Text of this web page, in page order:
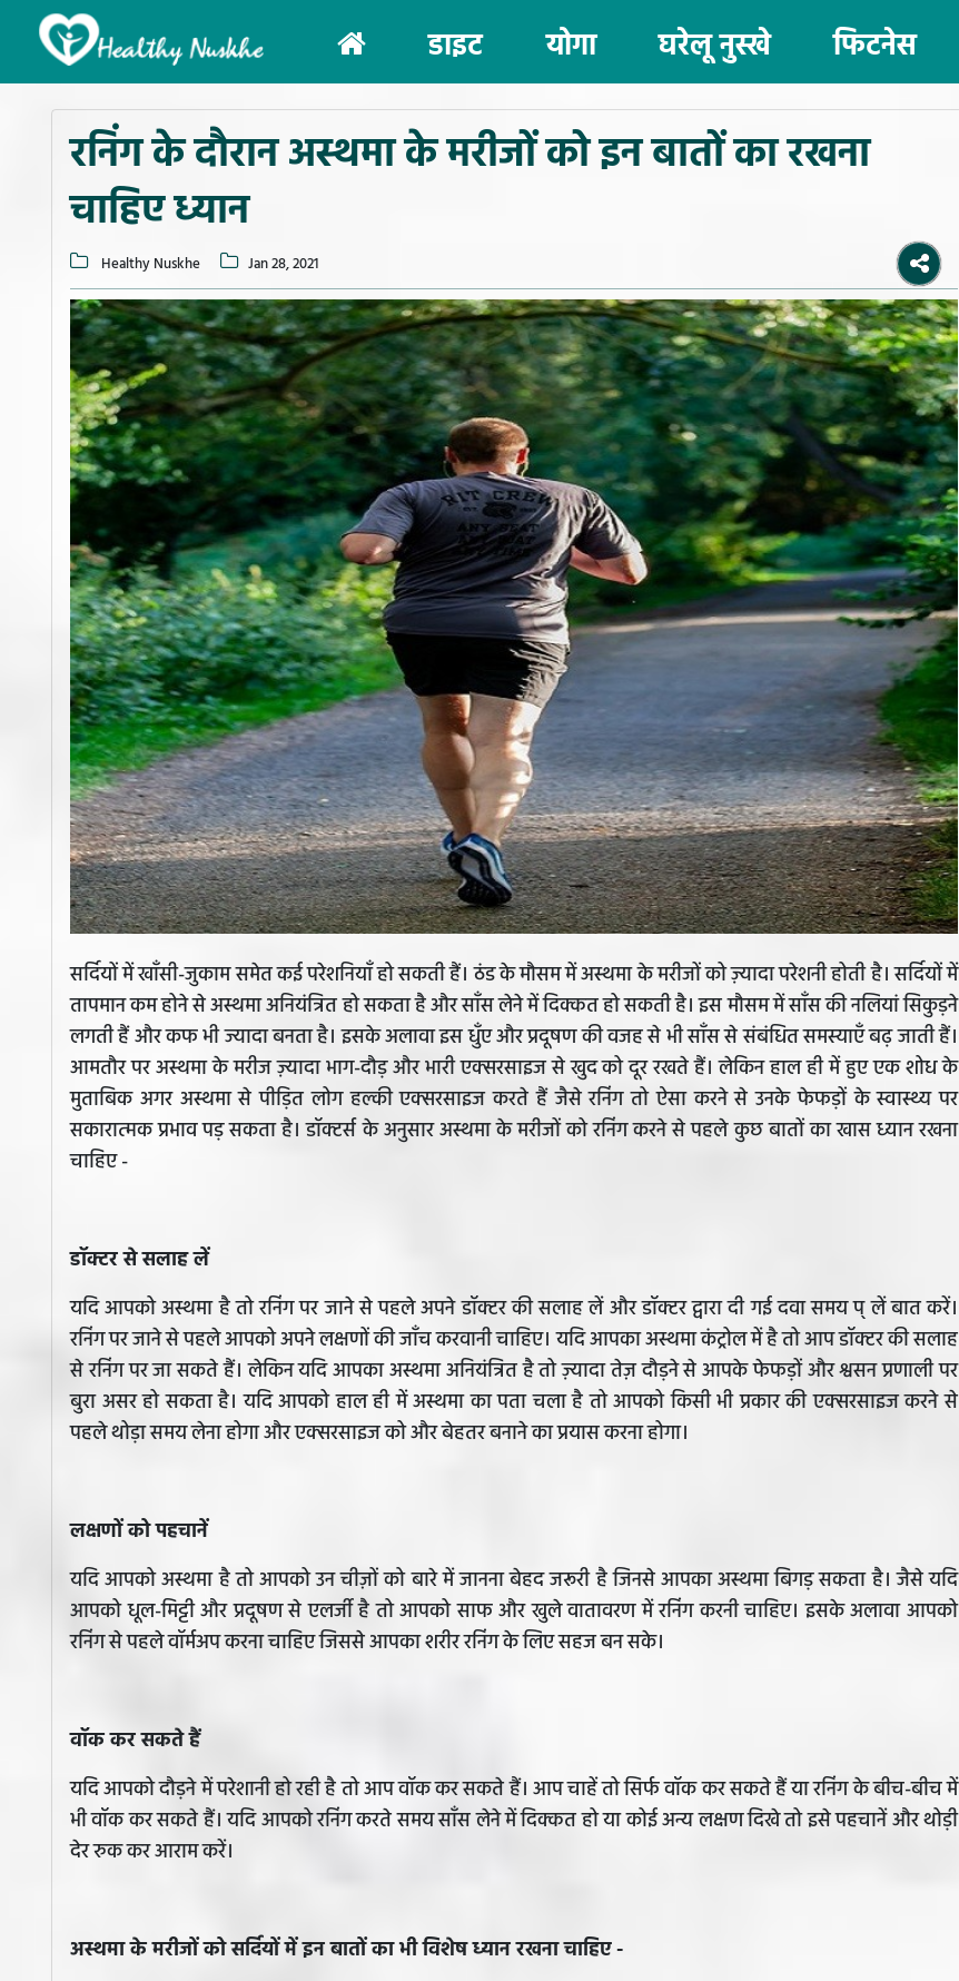
(current)
डाइट योगा घरेलू नुस्खे फिटनेस
रनिंग के दौरान अस्थमा के मरीजों को इन बातों का रखना
चाहिए ध्यान
Healthy Nuskhe Jan 28, 2021
सर्दियों में खाँसी-जुकाम समेत कई परेशनियाँ हो सकती हैं। ठंड के मौसम में अस्थमा के मरीजों को ज़्यादा परेशनी होती है। सर्दियों में
तापमान कम होने से अस्थमा अनियंत्रित हो सकता है और साँस लेने में दिक्कत हो सकती है। इस मौसम में साँस की नलियां सिकुड़ने
लगती हैं और कफ भी ज्यादा बनता है। इसके अलावा इस धुँए और प्रदूषण की वजह से भी साँस से संबंधित समस्याएँ बढ़ जाती हैं।
आमतौर पर अस्थमा के मरीज ज़्यादा भाग-दौड़ और भारी एक्सरसाइज से खुद को दूर रखते हैं। लेकिन हाल ही में हुए एक शोध के
मुताबिक अगर अस्थमा से पीड़ित लोग हल्की एक्सरसाइज करते हैं जैसे रनिंग तो ऐसा करने से उनके फेफड़ों के स्वास्थ्य पर
सकारात्मक प्रभाव पड़ सकता है। डॉक्टर्स के अनुसार अस्थमा के मरीजों को रनिंग करने से पहले कुछ बातों का खास ध्यान रखना
चाहिए -
डॉक्टर से सलाह लें
यदि आपको अस्थमा है तो रनिंग पर जाने से पहले अपने डॉक्टर की सलाह लें और डॉक्टर द्वारा दी गई दवा समय प् लें बात करें।
रनिंग पर जाने से पहले आपको अपने लक्षणों की जाँच करवानी चाहिए। यदि आपका अस्थमा कंट्रोल में है तो आप डॉक्टर की सलाह
से रनिंग पर जा सकते हैं। लेकिन यदि आपका अस्थमा अनियंत्रित है तो ज़्यादा तेज़ दौड़ने से आपके फेफड़ों और श्वसन प्रणाली पर
बुरा असर हो सकता है। यदि आपको हाल ही में अस्थमा का पता चला है तो आपको किसी भी प्रकार की एक्सरसाइज करने से
पहले थोड़ा समय लेना होगा और एक्सरसाइज को और बेहतर बनाने का प्रयास करना होगा।
लक्षणों को पहचानें
यदि आपको अस्थमा है तो आपको उन चीज़ों को बारे में जानना बेहद जरूरी है जिनसे आपका अस्थमा बिगड़ सकता है। जैसे यदि
आपको धूल-मिट्टी और प्रदूषण से एलर्जी है तो आपको साफ और खुले वातावरण में रनिंग करनी चाहिए। इसके अलावा आपको
रनिंग से पहले वॉर्मअप करना चाहिए जिससे आपका शरीर रनिंग के लिए सहज बन सके।
वॉक कर सकते हैं
यदि आपको दौड़ने में परेशानी हो रही है तो आप वॉक कर सकते हैं। आप चाहें तो सिर्फ वॉक कर सकते हैं या रनिंग के बीच-बीच में
भी वॉक कर सकते हैं। यदि आपको रनिंग करते समय साँस लेने में दिक्कत हो या कोई अन्य लक्षण दिखे तो इसे पहचानें और थोड़ी
देर रुक कर आराम करें।
अस्थमा के मरीजों को सर्दियों में इन बातों का भी विशेष ध्यान रखना चाहिए -